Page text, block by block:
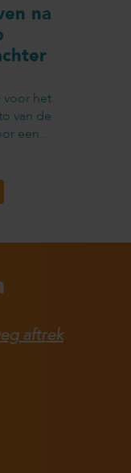
na
het
van de
een...
aftrek